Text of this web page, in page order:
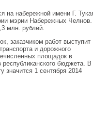
на набережной имени Г.
мэрии Набережных Челнов.
млн. рублей.
заказчиком работ выступит
и дорожного
площадок в
бюджета. В
значится 1 сентября 2014